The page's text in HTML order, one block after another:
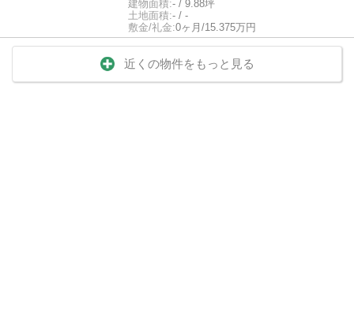
建物面積:- / 9.88坪
土地面積:- / -
敷金/礼金:0ヶ月/15.375万円
近くの物件をもっと見る